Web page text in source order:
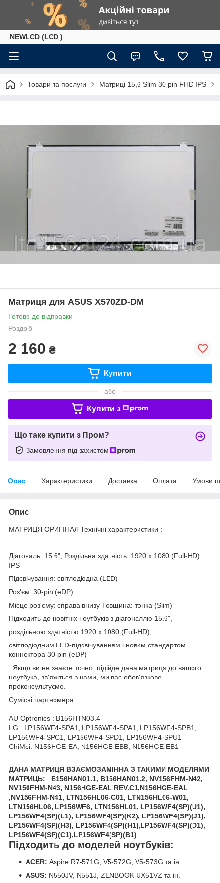
NEWLCD (LCD )
Товари та послуги Матриці 15,6 Slim 30 pin FHD IPS
Матриця для ASUS X570ZD-DM
Готово до відправки
Роздріб
2 160 ₴
Купити
або
Купити з
Що таке купити з Пром?
Замовлення під захистом
Опис Характеристики Доставка Оплата Умови
Опис
МАТРИЦЯ ОРИГІНАЛ Технічні характеристики :
Діагональ: 15.6", Роздільна здатність: 1920 x 1080 (Full-HD)
IPS
Підсвічування: світлодіодна (LED)
Роз'єм: 30-pin (eDP)
Місце роз'єму: справа внизу Товщина: тонка (Slim)
Підходить до новітніх ноутбуків з діагоналлю 15.6",
роздільною здатністю 1920 x 1080 (Full-HD),
світлодіодним LED-підсвічуванням і новим стандартом
коннектора 30-pin (eDP)
. Якщо ви не знаєте точно, підійде дана матриця до вашого
ноутбука, зв'яжіться з нами, ми вас обов'язково
проконсультуємо.
Сумісні партномера:
AU Optronics : B156HTN03.4
LG : LP156WF4-SPA1, LP156WF4-SPA1, LP156WF4-SPB1,
LP156WF4-SPC1, LP156WF4-SPD1, LP156WF4-SPU1
ChiMei: N156HGE-EA, N156HGE-EBB, N156HGE-EB1
ДАНА МАТРИЦЯ ВЗАЄМОЗАМІННА З ТАКИМИ МОДЕЛЯМИ
МАТРИЦЬ:
B156HAN01.1, B156HAN01.2, NV156FHM-N42,
NV156FHM-N43, N156HGE-EAL REV.C1,N156HGE-EAL
,NV156FHM-N41, LTN156HL06-C01, LTN156HL06-W01,
LTN156HL06, LP156WF6, LTN156HL01, LP156WF4(SP)(U1),
LP156WF4(SP)(L1), LP156WF4(SP)(K2), LP156WF4(SP)(J1),
LP156WF4(SP)(H3), LP156WF4(SP)(H1),LP156WF4(SP)(D1),
LP156WF4(SP)(C1),LP156WF4(SP)(B1)
Підходить до моделей ноутбуків:
ACER: Aspire R7-571G, V5-572G, V5-573G та ін.
ASUS: N550JV, N551J, ZENBOOK UX51VZ та ін.